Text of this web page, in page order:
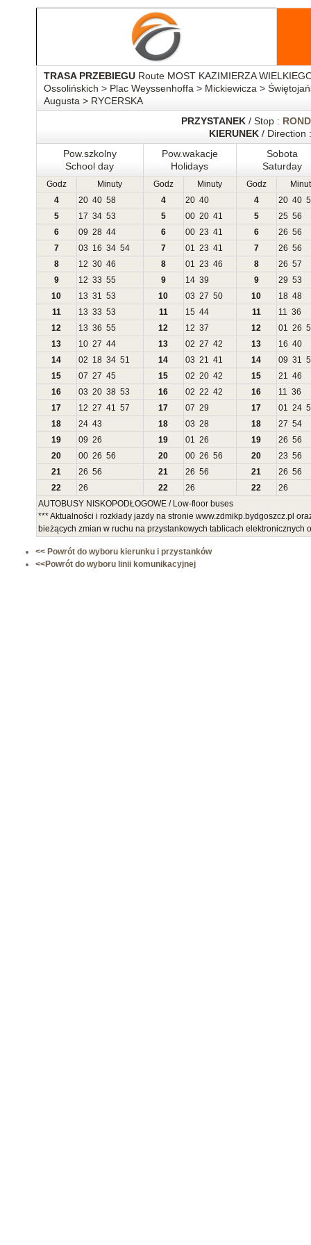
TRASA PRZEBIEGURoute MOST KAZIMIERZA
Ossolińskich > Plac Weyssenhoffa > Mickiewicza >
Augusta > RYCERSKA
PRZYSTANEK/ Stop :
KIERUNEK/ Direction
Pow.szkolny
School day
Pow.wakacje
Holidays
Sobota
Saturday
Godz Minuty Godz Minuty Godz
4
20 40 58 4 20 40 4 20 40
5
17 34 53 5 00 20 41 5 25 56
6
09 28 44 6 00 23 41 6 26 56
7
03 16 34 54 7 01 23 41 7 26 56
8
12 30 46 8 01 23 46 8 26 57
9
12 33 55 9 14 39 9 29 53
10
13 31 53 10 03 27 50 10 18 48
11
13 33 53 11 15 44 11 11 36
12
13 36 55 12 12 37 12 01 26
13
10 27 44 13 02 27 42 13 16 40
14
02 18 34 51 14 03 21 41 14 09 31
15
07 27 45 15 02 20 42 15 21 46
16
03 20 38 53 16 02 22 42 16 11 36
17
12 27 41 57 17 07 29 17 01 24
18
24 43 18 03 28 18 27 54
19
09 26 19 01 26 19 26 56
20
00 26 56 20 00 26 56 20 23 56
21
26 56 21 26 56 21 26 56
22
26 22 26 22
26
AUTOBUSY NISKOPODŁOGOWE / Low-floor buses
*** Aktualności i rozkłady jazdy na stronie www.zdmikp.bydgoszcz.pl
bieżących zmian w ruchu na przystankowych tablicach elektronicznych
<< Powrót do wyboru kierunku i przystanków
<<Powrót do wyboru linii komunikacyjnej